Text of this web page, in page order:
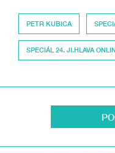
PETR KUBICA
SPECIÁL 24. JI.HLAVA